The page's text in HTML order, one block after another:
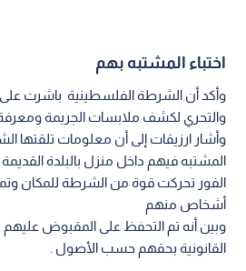
اختباء المشتبه بهم
وأكد أن الشرطة الفلسطينية باشرت على
والتحري لكشف ملابسات الجريمة
وأشار ارزيقات إلى أن معلومات تلقتها
المشتبه فيهم داخل منزل بالبلدة
أشخاص منهم
وبين أنه تم التحفظ على المقبوض عليهم
القانونية بحقهم حسب الأصول .